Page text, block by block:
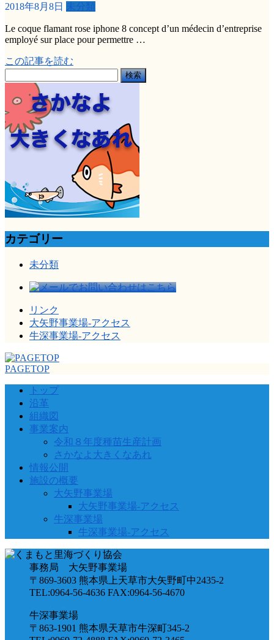
2018年8月8日 未分類
Le coque flamant rose iphone 8 concept d’un médecin d’entreprise
employé sur place pour permettre …
この記事を読む
索:
カテゴリー
未分類
リンク
大矢野事業場-アクセス
牛深事業場-アクセス
PAGETOP
トップ
沿革
組織図
事業案内
令和８年度種苗生産計画
さかなよ大きくなあれ
情報公開
施設の概要
大矢野事業場
大矢野事業場-アクセス
牛深事業場
牛深事業場-アクセス
事務局 大矢野事業場
〒869-3603 熊本県上天草市大矢野町中2435-2
TEL:0964-56-4636 FAX:0964-56-4670
牛深事業場
〒863-1901 熊本県天草市牛深町345-2